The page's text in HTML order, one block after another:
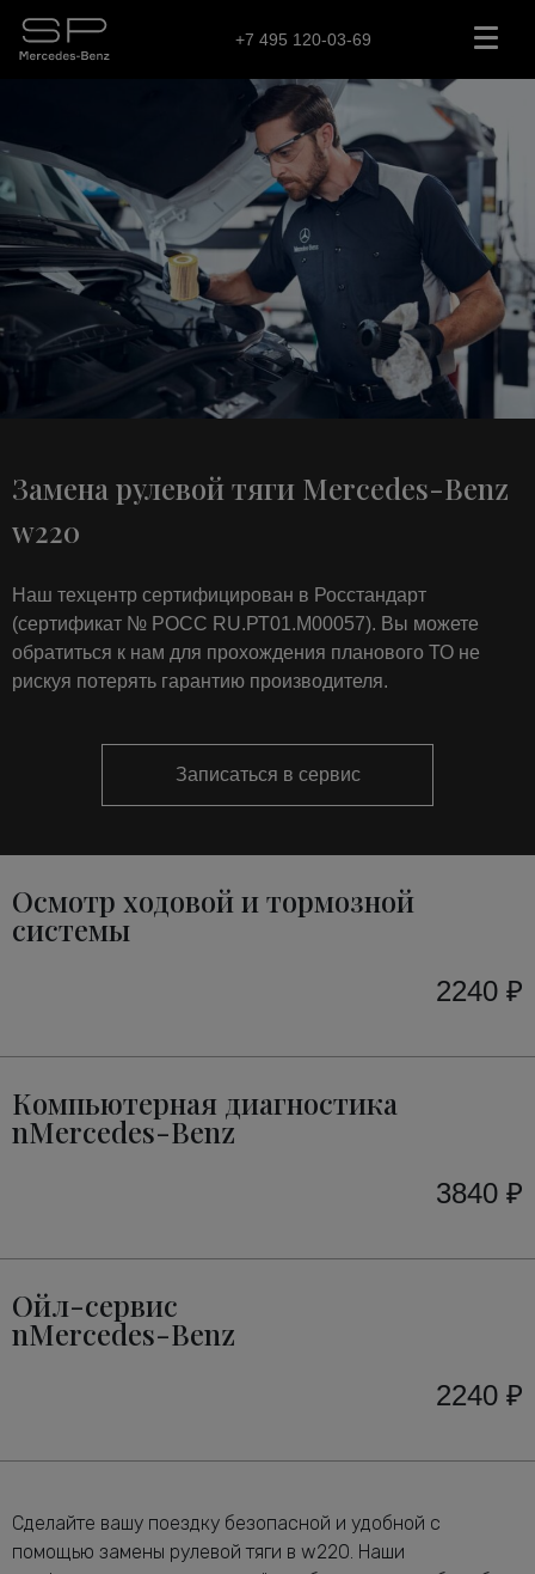
+7 495 120-03-69
Замена рулевой тяги Mercedes-Benz
w220
Наш техцентр сертифицирован в Росстандарт
(сертификат № РОСС RU.РТ01.М00057). Вы можете
обратиться к нам для прохождения планового ТО не
рискуя потерять гарантию производителя.
Записаться в сервис
Осмотр ходовой и тормозной
системы
2240 ₽
Компьютерная диагностика
nMercedes-Benz
3840 ₽
Ойл-сервис
nMercedes-Benz
2240 ₽
Сделайте вашу поездку безопасной и удобной с
помощью замены рулевой тяги в w220. Наши